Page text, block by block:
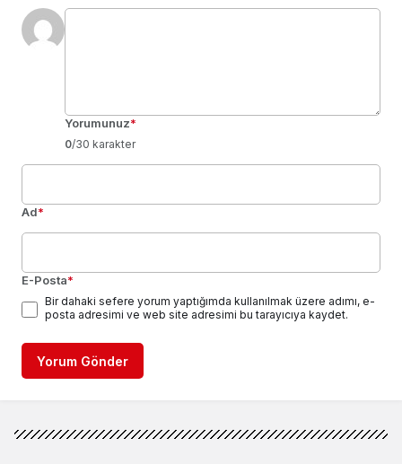
Yorumunuz*
0/30 karakter
Ad*
E-Posta*
Bir dahaki sefere yorum yaptığımda kullanılmak üzere adımı, e-
posta adresimi ve web site adresimi bu tarayıcıya kaydet.
Yorum Gönder